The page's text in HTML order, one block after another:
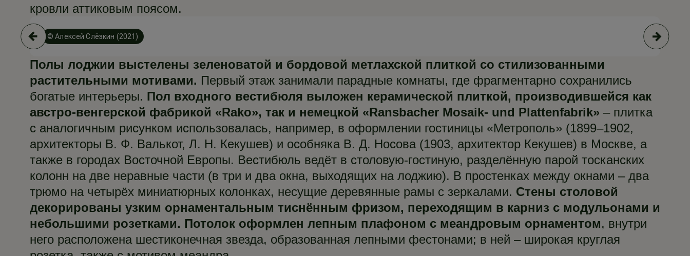
кровли аттиковым поясом.
© Алексей Слёзкин (2021)
Полы лоджии выстелены зеленоватой и бордовой метлахской плиткой со стилизованными
растительными мотивами. Первый этаж занимали парадные комнаты, где фрагментарно сохранились
богатые интерьеры. Пол входного вестибюля выложен керамической плиткой, производившейся как
австро-венгерской фабрикой «Rako», так и немецкой «Ransbacher Mosaik- und Plattenfabrik» – плитка
с аналогичным рисунком использовалась, например, в оформлении гостиницы «Метрополь» (1899–1902,
архитекторы В. Ф. Валькот, Л. Н. Кекушев) и особняка В. Д. Носова (1903, архитектор Кекушев) в Москве, а
также в городах Восточной Европы. Вестибюль ведёт в столовую-гостиную, разделённую парой тосканских
колонн на две неравные части (в три и два окна, выходящих на лоджию). В простенках между окнами – два
трюмо на четырёх миниатюрных колонках, несущие деревянные рамы с зеркалами. Стены столовой
декорированы узким орнаментальным тиснённым фризом, переходящим в карниз с модульонами и
небольшими розетками. Потолок оформлен лепным плафоном с меандровым орнаментом, внутри
него расположена шестиконечная звезда, образованная лепными фестонами; в ней – широкая круглая